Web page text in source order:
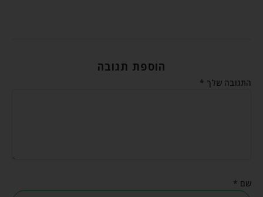
הוספת תגובה
התגובה שלך *
שם *